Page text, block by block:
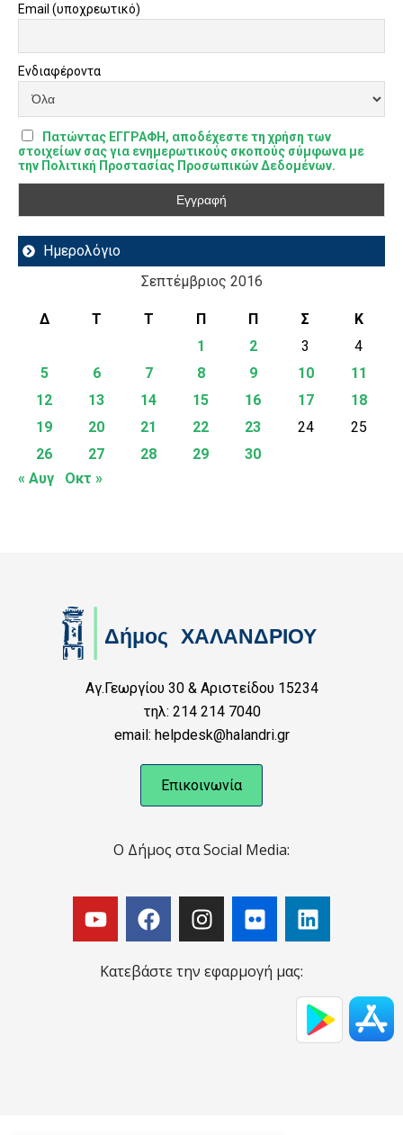
Email (υποχρεωτικό)
Ενδιαφέροντα
Πατώντας ΕΓΓΡΑΦΗ, αποδέχεστε τη χρήση των
στοιχείων σας για ενημερωτικούς σκοπούς σύμφωνα με
την Πολιτική Προστασίας Προσωπικών Δεδομένων.
Ημερολόγιο
Σεπτέμβριος 2016
Δ Τ Τ Π Π Σ
Κ
1
2 3
4
5
6 7 8 9 10
11
12
13 14 15 16 17
18
19
20 21 22 23 24
25
26
27 28 29
30
« Αυγ
Οκτ »
Αγ.Γεωργίου 30 & Αριστείδου 15234
τηλ: 214 214 7040
email: helpdesk@halandri.gr
Επικοινωνία
Ο Δήμος στα Social Media:
Κατεβάστε την εφαρμογή μας: